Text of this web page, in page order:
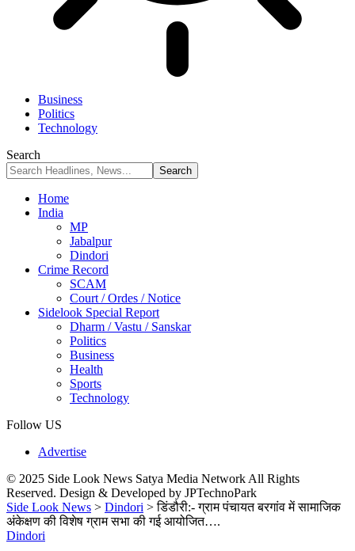
Business
Politics
Technology
Search
Home
India
MP
Jabalpur
Dindori
Crime Record
SCAM
Court / Ordes / Notice
Sidelook Special Report
Dharm / Vastu / Sanskar
Politics
Business
Health
Sports
Technology
Follow US
Advertise
© 2025 Side Look News Satya Media Network All Rights
Reserved. Design & Developed by JPTechnoPark
Side Look News > Dindori >डिंडौरी:- ग्राम पंचायत बरगांव में सामाजिक
अंकेक्षण की विशेष ग्राम सभा की गई आयोजित….
Dindori